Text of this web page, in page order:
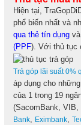
Hiện tại,
phổ biến nhất và
qua thẻ tín dụng
(PPF). Với thủ tục
Trả góp lãi suất 0%
áp dụng cho
của 1 trong 19
(SacomBank, VIB,
Bank
Eximbank ,